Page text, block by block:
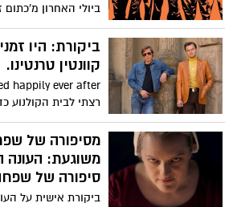
ביולי האחרון
שבע עונות מרתקות.
בין המצליחות
קצרה, הגיע הזמן
של הסדרה עטורת
מובטחים)
ביקורת: היו
קוונטין טרנטינו.
רצתי לבית הקולנוע
החדש של קוונטין
בהוליווד', בכיכובם
דיקפריו ההורסים
מסיפורה של
משוגעת:
סיפורה של
ביקורת אישית על